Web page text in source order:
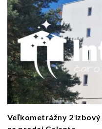
Veľkometrážny 2 izbový